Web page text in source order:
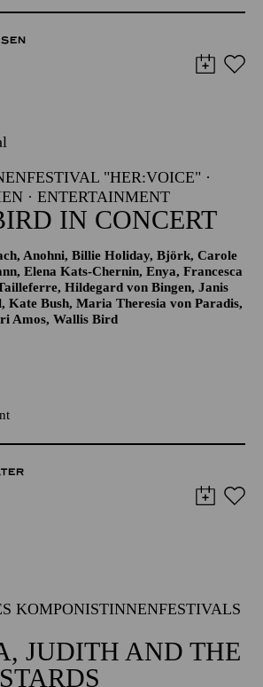
"HER:VOICE" ·
· ENTERTAINMENT
IN CONCERT
Anohni, Billie Holiday, Björk, Carole
Elena Kats-Chernin, Enya, Francesca
Kate Bush, Maria Theresia von Paradis,
Amos, Wallis Bird
KOMPONISTINNENFESTIVALS